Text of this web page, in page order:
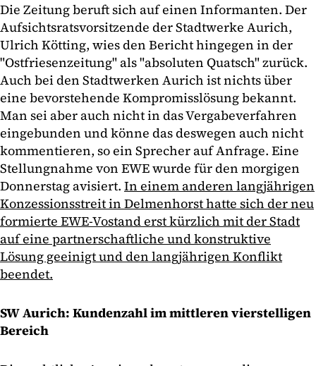
Die Zeitung beruft sich auf einen Informanten. Der
Aufsichtsratsvorsitzende der Stadtwerke Aurich,
Ulrich Kötting, wies den Bericht hingegen in der
"Ostfriesenzeitung" als "absoluten Quatsch" zurück.
Auch bei den Stadtwerken Aurich ist nichts über
eine bevorstehende Kompromisslösung bekannt.
Man sei aber auch nicht in das Vergabeverfahren
eingebunden und könne das deswegen auch nicht
kommentieren, so ein Sprecher auf Anfrage. Eine
Stellungnahme von EWE wurde für den morgigen
Donnerstag avisiert. In einem anderen langjährigen
Konzessionsstreit in Delmenhorst hatte sich der neu
formierte EWE-Vostand erst kürzlich mit der Stadt
auf eine partnerschaftliche und konstruktive
Lösung geeinigt und den langjährigen Konflikt
beendet.
SW Aurich: Kundenzahl im mittleren vierstelligen
Bereich